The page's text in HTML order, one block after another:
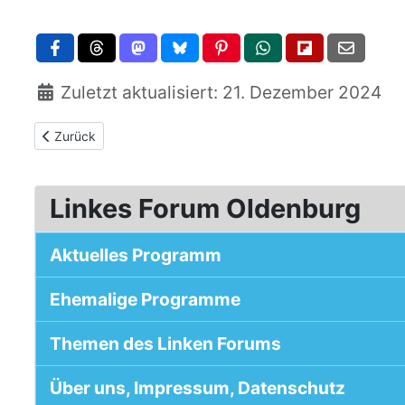
Zuletzt aktualisiert: 21. Dezember 2024
Vorheriger Beitrag: Axel Honneth: Der arbeitende Souverän
Zurück
Linkes Forum Oldenburg
Aktuelles Programm
Ehemalige Programme
Themen des Linken Forums
Über uns, Impressum, Datenschutz